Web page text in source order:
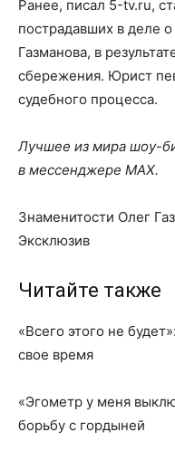
Ранее, писал 5-tv.ru,
пострадавших в деле
Газманова, в
сбережения. Юрист
судебного процесса.
Лучшее из мира шоу-
в мессенджере MAX.
Знаменитости Олег
Эксклюзив
Читайте также
«Всего этого не
свое время
«Эгометр у меня
борьбу с гордыней